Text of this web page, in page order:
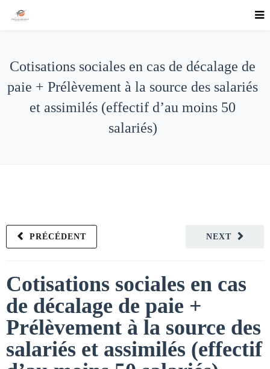
Cotisations sociales en cas de décalage de
paie + Prélèvement à la source des salariés
et assimilés (effectif d’au moins 50
salariés)
NEXT
PRÉCÉDENT
Cotisations sociales en cas
de décalage de paie +
Prélèvement à la source des
salariés et assimilés (effectif